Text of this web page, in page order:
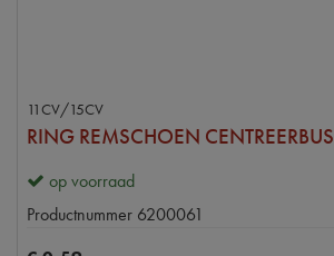
11CV/15CV
RING REMSCHOEN CENTREERBUS
op voorraad
Productnummer 6200061